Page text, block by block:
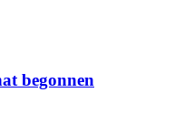
begonnen